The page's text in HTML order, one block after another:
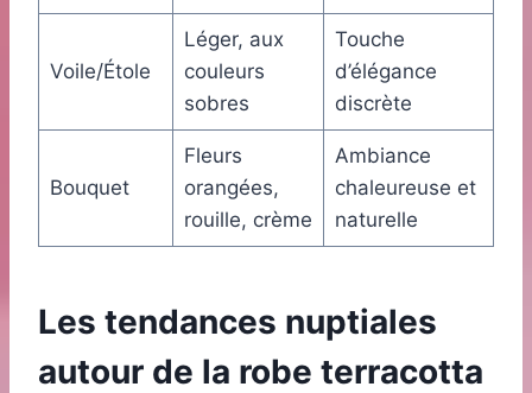
Voile/Étole
Léger, aux
couleurs
sobres
Touche
d’élégance
discrète
Bouquet
Fleurs
orangées,
rouille, crème
Ambiance
chaleureuse et
naturelle
Les tendances nuptiales
autour de la robe terracotta